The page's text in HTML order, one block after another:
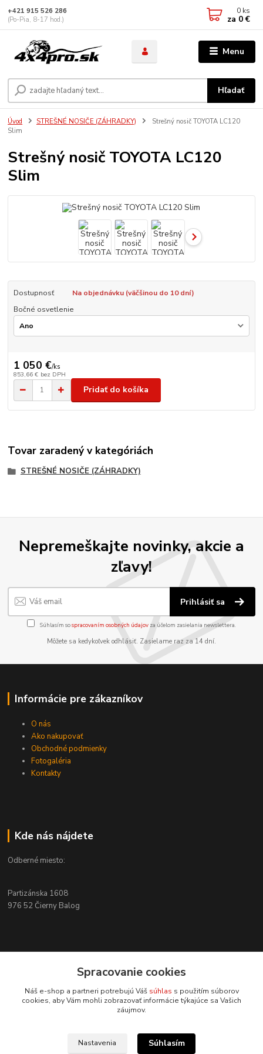
Menu
Hľadať
+421 915 526 286
(Po-Pia, 8-17 hod.)
0 ks
za 0 €
Úvod STREŠNÉ NOSIČE (ZÁHRADKY)
Strešný nosič TOYOTA LC120
Slim
Strešný nosič TOYOTA LC120
Slim
Dostupnosť
Na objednávku (väčšinou do 10 dní)
Bočné osvetlenie
1 050 €/ks
853,66 € bez DPH
Pridať do košíka
Tovar zaradený v kategóriách
STREŠNÉ NOSIČE (ZÁHRADKY)
Nepremeškajte novinky, akcie a
zľavy!
Prihlásiť sa
Súhlasím sospracovaním osobných údajov za účelom zasielania newslettera.
Môžete sa kedykoľvek odhlásiť. Zasielame raz za 14 dní.
Informácie pre zákazníkov
O nás
Ako nakupovať
Obchodné podmienky
Fotogaléria
Kontakty
Kde nás nájdete
Odberné miesto:
Partizánska 1608
976 52 Čierny Balog
+421 915 526 286
(Po-Pia, 8-17 hod.)
Spracovanie cookies
Náš e-shop a partneri potrebujú Váš súhlas s použitím súborov
cookies, aby Vám mohli zobrazovať informácie týkajúce sa Vašich
záujmov.
Nastavenia Súhlasím